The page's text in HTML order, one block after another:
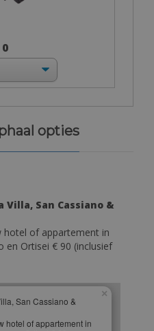
opties
Villa, San Cassiano &
hotel of appartement in
en Ortisei € 90 (inclusief
San Cassiano &
hotel of appartement in
×